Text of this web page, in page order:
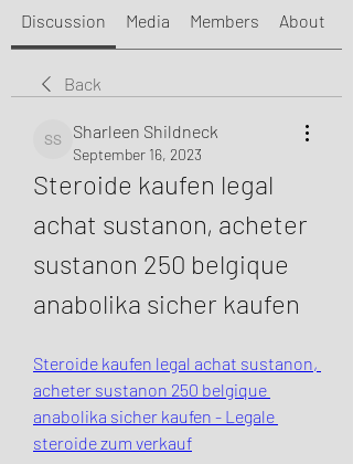
Discussion Media Members About
Back
Sharleen Shildneck
Sharleen Shildneck
September 16, 2023
Steroide kaufen legal
achat sustanon, acheter
sustanon 250 belgique
anabolika sicher kaufen
Steroide kaufen legal achat sustanon,
acheter sustanon 250 belgique
anabolika sicher kaufen - Legale
steroide zum verkauf